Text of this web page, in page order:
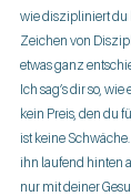
wie diszipliniert du
Zeichen von
etwas ganz
Ich sag’s dir so,
kein Preis, den du
ist keine
ihn laufend hinten
nur mit deiner